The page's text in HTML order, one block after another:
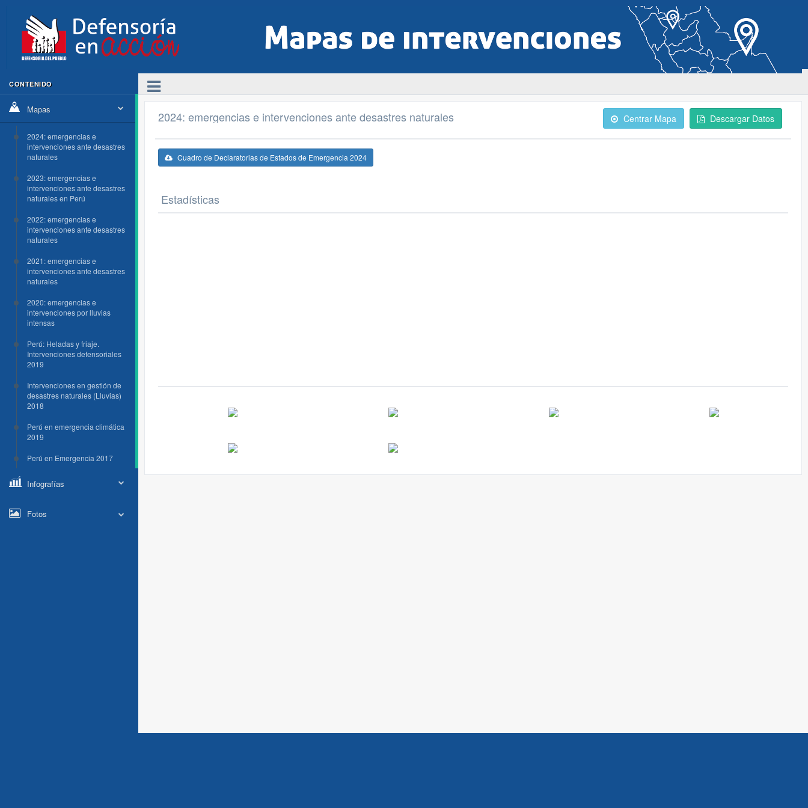
CONTENIDO
Mapas
2024: emergencias e
intervenciones ante desastres
naturales
2023: emergencias e
intervenciones ante desastres
naturales en Perú
2022: emergencias e
intervenciones ante desastres
naturales
2021: emergencias e
intervenciones ante desastres
naturales
2020: emergencias e
intervenciones por lluvias
intensas
Perú: Heladas y friaje.
Intervenciones defensoriales
2019
Intervenciones en gestión de
desastres naturales (Lluvias)
2018
Perú en emergencia climática
2019
Perú en Emergencia 2017
Infografías
Fotos
2024: emergencias e intervenciones ante desastres naturales Centrar Mapa Descargar Datos
Cuadro de Declaratorias de Estados de Emergencia 2024
Estadísticas